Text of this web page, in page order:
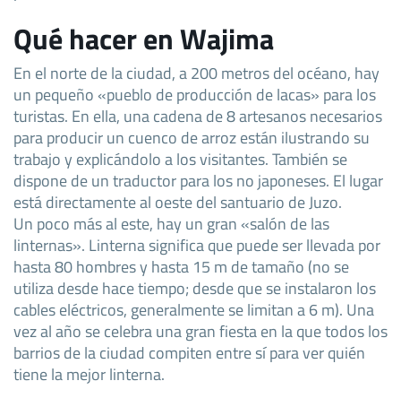
Qué hacer en Wajima
En el norte de la ciudad, a 200 metros del océano, hay
un pequeño «pueblo de producción de lacas» para los
turistas. En ella, una cadena de 8 artesanos necesarios
para producir un cuenco de arroz están ilustrando su
trabajo y explicándolo a los visitantes. También se
dispone de un traductor para los no japoneses. El lugar
está directamente al oeste del santuario de Juzo.
Un poco más al este, hay un gran «salón de las
linternas». Linterna significa que puede ser llevada por
hasta 80 hombres y hasta 15 m de tamaño (no se
utiliza desde hace tiempo; desde que se instalaron los
cables eléctricos, generalmente se limitan a 6 m). Una
vez al año se celebra una gran fiesta en la que todos los
barrios de la ciudad compiten entre sí para ver quién
tiene la mejor linterna.